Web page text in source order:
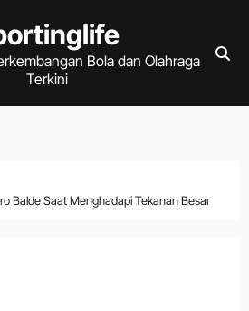
Bola dan Olahraga
Terkini
Balde Saat Menghadapi Tekanan Besar